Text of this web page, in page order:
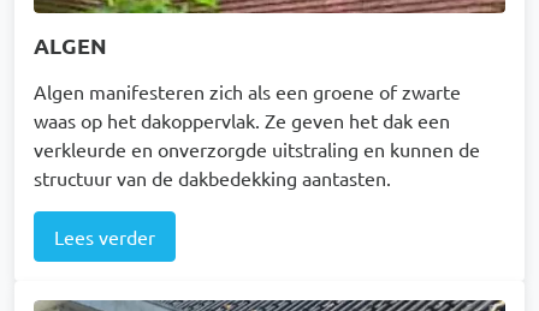
ALGEN
Algen manifesteren zich als een groene of zwarte
waas op het dakoppervlak. Ze geven het dak een
verkleurde en onverzorgde uitstraling en kunnen de
structuur van de dakbedekking aantasten.
Lees verder